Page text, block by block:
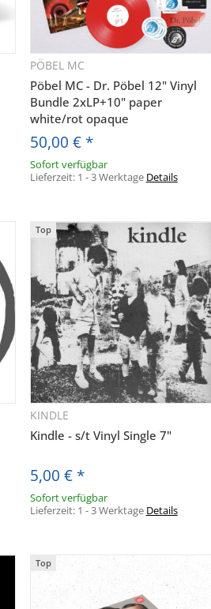
PÖBEL MC
Pöbel MC - Dr. Pöbel 12" Vinyl
Bundle 2xLP+10" paper
white/rot opaque
50,00 € *
Sofort verfügbar
Lieferzeit: 1 - 3 Werktage Details
Top
KINDLE
Kindle - s/t Vinyl Single 7"
5,00 € *
Sofort verfügbar
Lieferzeit: 1 - 3 Werktage Details
Top